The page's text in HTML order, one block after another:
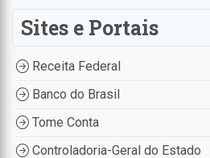
Sites e Portais
Receita Federal
Banco do Brasil
Tome Conta
Controladoria-Geral do Estado